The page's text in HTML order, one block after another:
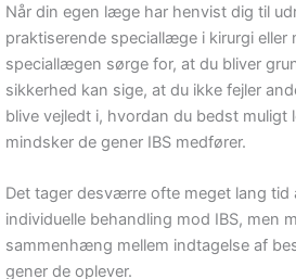
Når din egen læge har henvist dig til
praktiserende speciallæge i kirurgi eller
speciallægen sørge for, at du bliver
sikkerhed kan sige, at du ikke fejler
blive vejledt i, hvordan du bedst muligt
mindsker de gener IBS medfører.
Det tager desværre ofte meget lang tid
individuelle behandling mod IBS, men
sammenhæng mellem indtagelse af
gener de oplever.